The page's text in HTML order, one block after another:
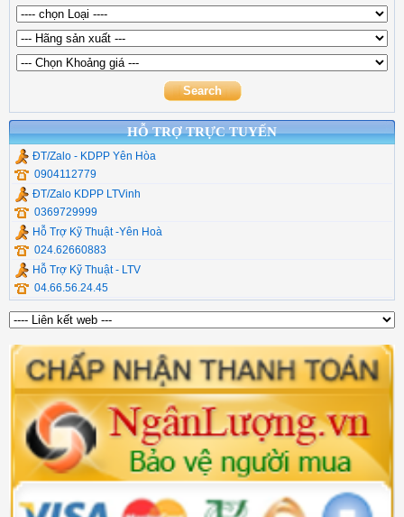
Chuyển quang Video
Dụng cụ thi công quang
Chuyển quang hdmi
Chia Usb Ugreen
Hộp đựng ổ cứng
Cáp Chuyển Đổi UGR
H3C
Mikrotik
Commscope
Bộ Chia (Hub ) Type C
Type C, Lan , Đọc Thẻ
Thiết Bị Mạng Veggieg
HỖ TRỢ TRỰC TUYẾN
ĐT/Zalo - KDPP Yên Hòa
0904112779
ĐT/Zalo KDPP LTVinh
0369729999
Hỗ Trợ Kỹ Thuật -Yên Hoà
024.62660883
Hỗ Trợ Kỹ Thuật - LTV
04.66.56.24.45